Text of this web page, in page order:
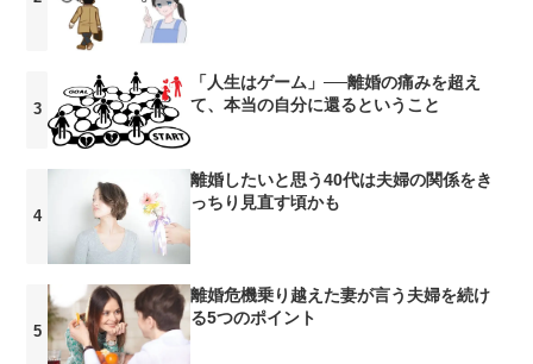
「人生はゲーム」──離婚の痛みを超え
て、本当の自分に還るということ
離婚したいと思う40代は夫婦の関係をき
っちり見直す頃かも
離婚危機乗り越えた妻が言う夫婦を続け
る5つのポイント